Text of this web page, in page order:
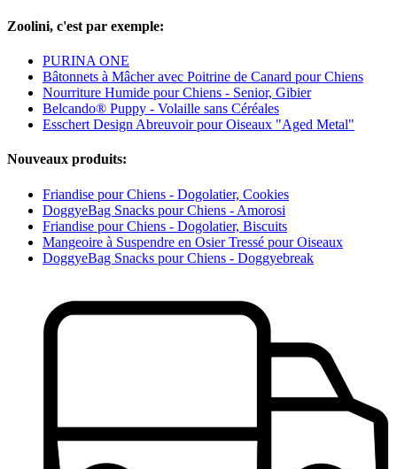
Zoolini, c'est par exemple:
PURINA ONE
Bâtonnets à Mâcher avec Poitrine de Canard pour Chiens
Nourriture Humide pour Chiens - Senior, Gibier
Belcando® Puppy - Volaille sans Céréales
Esschert Design Abreuvoir pour Oiseaux "Aged Metal"
Nouveaux produits:
Friandise pour Chiens - Dogolatier, Cookies
DoggyeBag Snacks pour Chiens - Amorosi
Friandise pour Chiens - Dogolatier, Biscuits
Mangeoire à Suspendre en Osier Tressé pour Oiseaux
DoggyeBag Snacks pour Chiens - Doggyebreak